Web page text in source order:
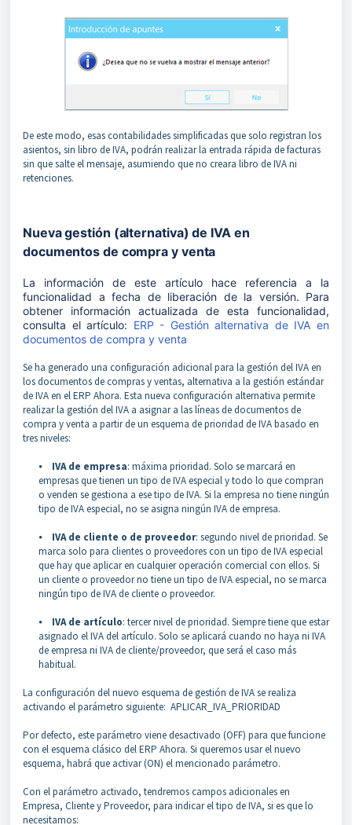
De este modo, esas contabilidades simplificadas que solo registran los
asientos, sin libro de IVA, podrán realizar la entrada rápida de facturas
sin que salte el mensaje, asumiendo que no creara libro de IVA ni
retenciones.
Nueva gestión (alternativa) de IVA en
documentos de compra y venta
La información de este artículo hace referencia a la
funcionalidad a fecha de liberación de la versión. Para
obtener información actualizada de esta funcionalidad,
consulta el artículo: ERP - Gestión alternativa de IVA en
documentos de compra y venta
Se ha generado una configuración adicional para la gestión del IVA en
los documentos de compras y ventas, alternativa a la gestión estándar
de IVA en el ERP Ahora. Esta nueva configuración alternativa permite
realizar la gestión del IVA a asignar a las líneas de documentos de
compra y venta a partir de un esquema de prioridad de IVA basado en
tres niveles:
⦁ IVA de empresa: máxima prioridad. Solo se marcará en
empresas que tienen un tipo de IVA especial y todo lo que compran
o venden se gestiona a ese tipo de IVA. Si la empresa no tiene ningún
tipo de IVA especial, no se asigna ningún IVA de empresa.
⦁ IVA de cliente o de proveedor: segundo nivel de prioridad. Se
marca solo para clientes o proveedores con un tipo de IVA especial
que hay que aplicar en cualquier operación comercial con ellos. Si
un cliente o proveedor no tiene un tipo de IVA especial, no se marca
ningún tipo de IVA de cliente o proveedor.
⦁ IVA de artículo: tercer nivel de prioridad. Siempre tiene que estar
asignado el IVA del artículo. Solo se aplicará cuando no haya ni IVA
de empresa ni IVA de cliente/proveedor, que será el caso más
habitual.
La configuración del nuevo esquema de gestión de IVA se realiza
activando el parámetro siguiente: APLICAR_IVA_PRIORIDAD
Por defecto, este parámetro viene desactivado (OFF) para que funcione
con el esquema clásico del ERP Ahora. Si queremos usar el nuevo
esquema, habrá que activar (ON) el mencionado parámetro.
Con el parámetro activado, tendremos campos adicionales en
Empresa, Cliente y Proveedor, para indicar el tipo de IVA, si es que lo
necesitamos: